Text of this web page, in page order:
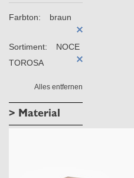
Farbton: braun
Sortiment:
NOCE
TOROSA
Alles entfernen
> Material